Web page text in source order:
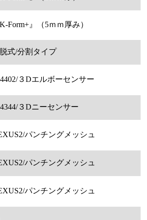
K-Form+』（5ｍｍ厚み）
式/分割タイプ
３Dエルボーセンサー
３Dニーセンサー
パンチングメッシュ
パンチングメッシュ
パンチングメッシュ